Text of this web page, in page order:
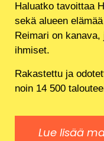
Haluatko tavoittaa
sekä alueen
Reimari on
ihmiset.
Rakastettu ja
noin 14 500
Lue lisää